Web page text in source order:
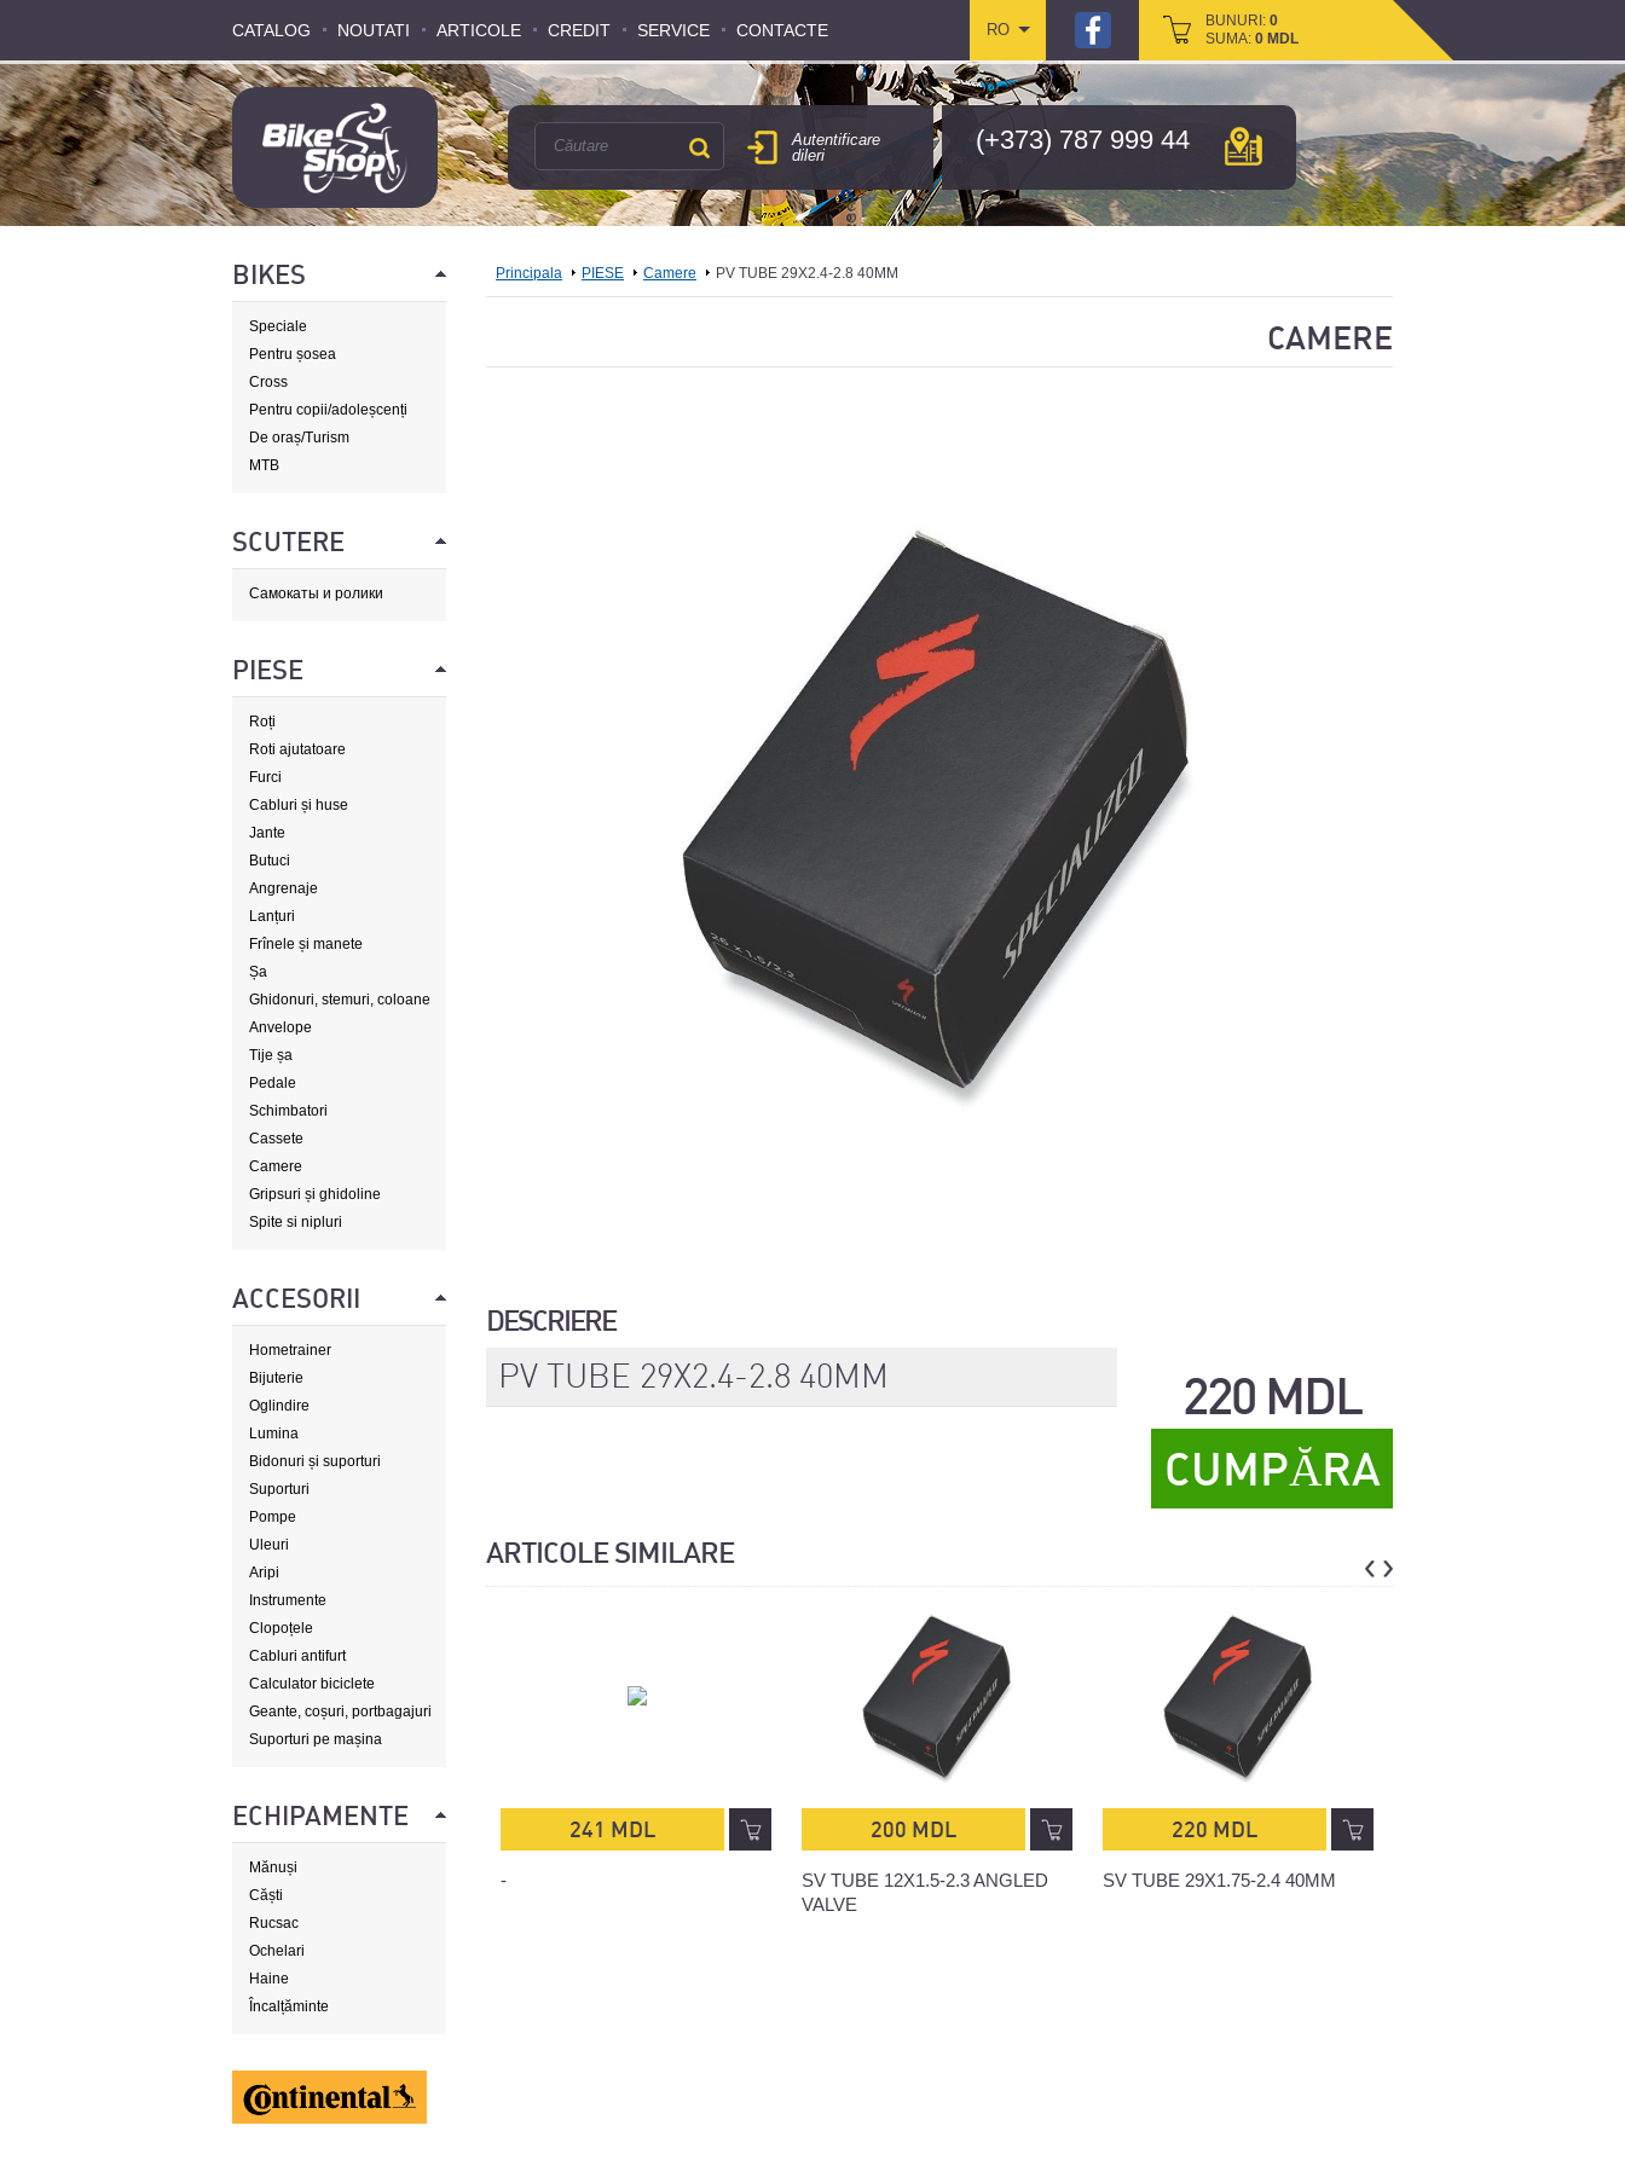
CATALOG NOUTATI ARTICOLE CREDIT SERVICE CONTACTE RO BUNURI: 0
SUMA: 0 MDL
CATALOG NOUTATI ARTICOLE CREDIT SERVICE CONTACTE RO BUNURI: 0
SUMA: 0 MDL
(+373) 787 999 44
Autentificare
dileri
BIKES
Speciale
Pentru șosea
Cross
Pentru copii/adoleșcenți
De oraș/Turism
MTB
SCUTERE
Самокаты и ролики
PIESE
Roți
Roti ajutatoare
Furci
Cabluri și huse
Jante
Butuci
Angrenaje
Lanțuri
Frînele și manete
Șa
Ghidonuri, stemuri, coloane
de direcție
Anvelope
Tije șa
Pedale
Schimbatori
Cassete
Camere
Gripsuri și ghidoline
Spite si nipluri
ACCESORII
Hometrainer
Bijuterie
Oglindire
Lumina
Bidonuri și suporturi
Suporturi
Pompe
Uleuri
Aripi
Instrumente
Clopoțele
Cabluri antifurt
Calculator biciclete
Geante, coșuri, portbagajuri
Suporturi pe mașina
ECHIPAMENTE
Mănuși
Căști
Rucsac
Ochelari
Haine
Încalțăminte
Principala PIESE Camere PV TUBE 29X2.4-2.8 40MM
CAMERE
DESCRIERE
PV TUBE 29X2.4-2.8 40MM 220 MDL
CUMPĂRA
ARTICOLE SIMILARE
241 MDL
-
200 MDL
SV TUBE 12X1.5-2.3 ANGLED
VALVE
220 MDL
SV TUBE 29X1.75-2.4 40MM